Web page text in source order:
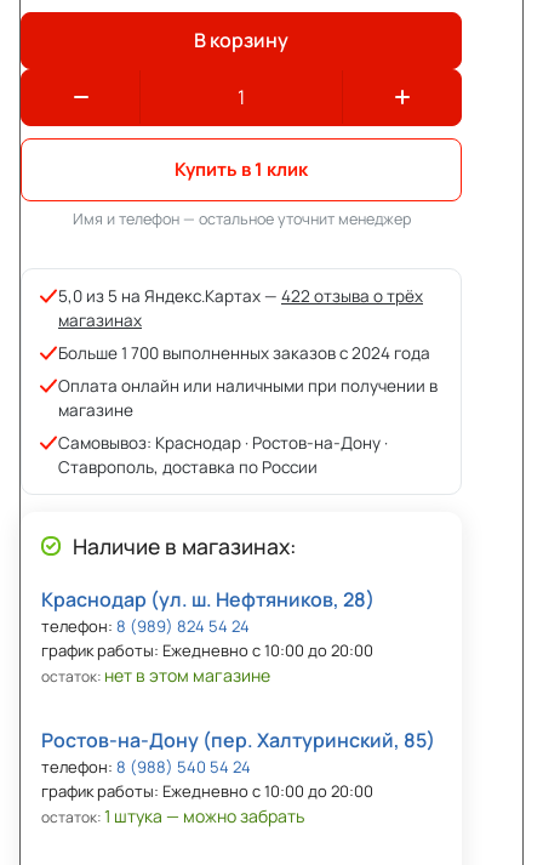
В корзину
Купить в 1 клик
Имя и телефон — остальное уточнит менеджер
5,0 из 5 на Яндекс.Картах — 422 отзыва о трёх
магазинах
Больше 1 700 выполненных заказов с 2024 года
Оплата онлайн или наличными при получении в
магазине
Самовывоз: Краснодар · Ростов-на-Дону ·
Ставрополь, доставка по России
Наличие в магазинах:
Краснодар (ул. ш. Нефтяников, 28)
телефон: 8 (989) 824 54 24
график работы: Ежедневно с 10:00 до 20:00
остаток: нет в этом магазине
Ростов-на-Дону (пер. Халтуринский, 85)
телефон: 8 (988) 540 54 24
график работы: Ежедневно с 10:00 до 20:00
остаток:1 штука — можно забрать